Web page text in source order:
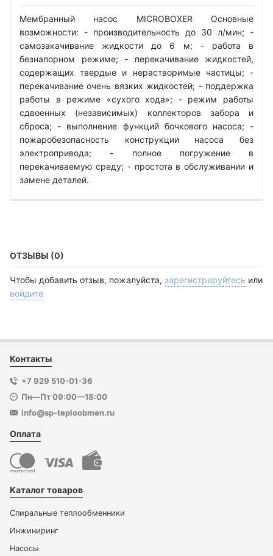
Мембранный насос MICROBOXER Основные
возможности: - производительность до 30 л/мин; -
самозакачивание жидкости до 6 м; - работа в
безнапорном режиме; - перекачивание жидкостей,
содержащих твердые и нерастворимые частицы; -
перекачивание очень вязких жидкостей; - поддержка
работы в режиме «сухого хода»; - режим работы
сдвоенных (независимых) коллекторов забора и
сброса; - выполнение функций бочкового насоса; -
пожаробезопасность конструкции насоса без
электропривода; - полное погружение в
перекачиваемую среду; - простота в обслуживании и
замене деталей.
ОТЗЫВЫ (0)
Чтобы добавить отзыв, пожалуйста, зарегистрируйтесь или
войдите
Контакты
+7 929 510-01-36
Пн—Пт 09:00—18:00
info@sp-teploobmen.ru
Оплата
Каталог товаров
Спиральные теплообменники
Инжиниринг
Насосы